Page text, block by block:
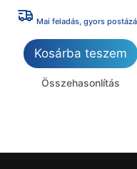
Mai feladás, gyors
Kosárba teszem
Összehasonlítás